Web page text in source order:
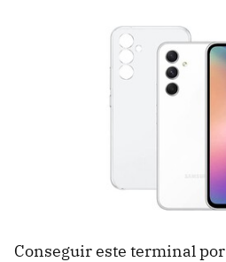
Conseguir este terminal por